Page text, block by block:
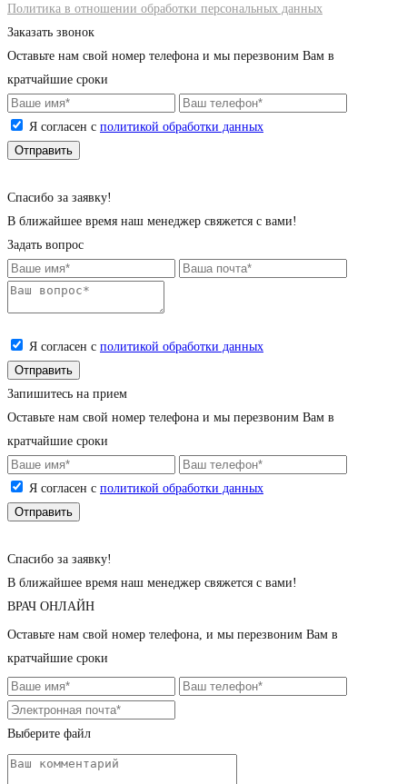
Политика в отношении обработки персональных данных
Заказать звонок
Оставьте нам свой номер телефона и мы перезвоним Вам в
кратчайшие сроки
Я согласен с политикой обработки данных
Cпасибо за заявку!
В ближайшее время наш менеджер свяжется с вами!
Задать вопрос
Я согласен с политикой обработки данных
Запишитесь на прием
Оставьте нам свой номер телефона и мы перезвоним Вам в
кратчайшие сроки
Я согласен с политикой обработки данных
Cпасибо за заявку!
В ближайшее время наш менеджер свяжется с вами!
ВРАЧ ОНЛАЙН
Оставьте нам свой номер телефона, и мы перезвоним Вам в
кратчайшие сроки
Выберите файл
Загрузите снимок (jpeg, png; до 5 Мб)